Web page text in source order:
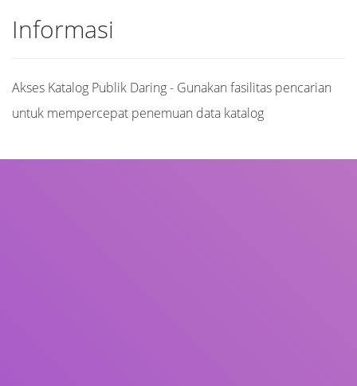
Informasi
Akses Katalog Publik Daring - Gunakan fasilitas pencarian
untuk mempercepat penemuan data katalog